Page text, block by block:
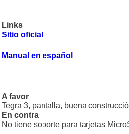
Links
Sitio oficial
Manual en español
A favor
Tegra 3, pantalla, buena
En contra
No tiene soporte para tarjetas